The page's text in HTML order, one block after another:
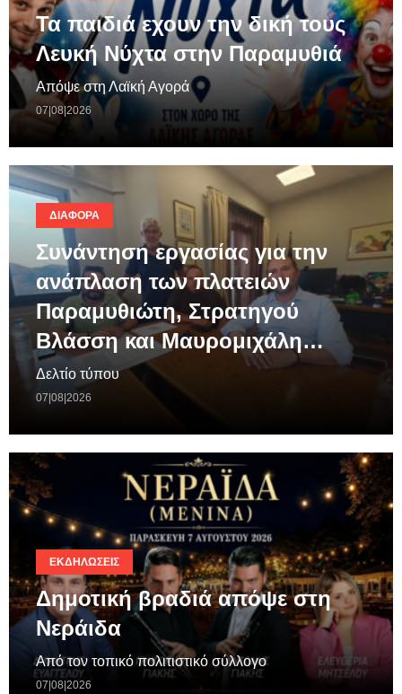
Τα παιδιά εχουν την δική τους
Λευκή Νύχτα στην Παραμυθιά
Απόψε στη Λαϊκή Αγορά
07|08|2026
ΔΙΆΦΟΡΑ
Συνάντηση εργασίας για την
ανάπλαση των πλατειών
Παραμυθιώτη, Στρατηγού
Βλάσση και Μαυρομιχάλη…
Δελτίο τύπου
07|08|2026
ΕΚΔΗΛΏΣΕΙΣ
Δημοτική βραδιά απόψε στη
Νεράιδα
Από τον τοπικό πολιτιστικό σύλλογο
07|08|2026